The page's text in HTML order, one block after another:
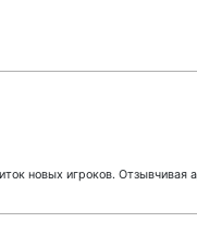
новых игроков. Отзывчивая